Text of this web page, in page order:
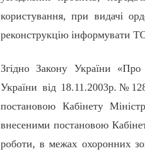
користування, при видачі
реконструкцію інформувати
Згідно Закону України
України від
постановою Кабінету
внесеними постановою
роботи, в межах охоронних